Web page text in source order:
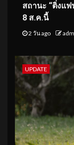
สถานะ “ติ่งแ
8 ส.ค.นี้
2 วัน ago
UPDATE